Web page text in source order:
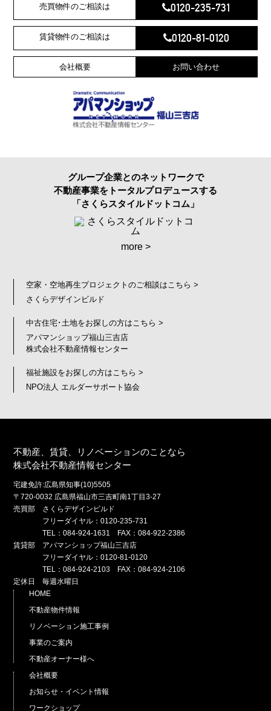
売買物件のご相談は 0120-235-731
賃貸物件のご相談は 0120-81-0120
会社概要 お問い合わせ
グループ企業とのネットワークで
不動産事業をトータルプロデュースする
「さくらスタイルドットコム」
more >
空家・空地再生プロジェクトのご相談はこちら >
さくらデザインビルド
中古住宅･土地をお探しの方はこちら >
アパマンショップ福山三吉店
株式会社不動産情報センター
福祉施設をお探しの方はこちら >
NPO法人 エルダーサポート協会
不動産、賃貸、リノベーションのことなら
株式会社不動産情報センター
宅建免許:広島県知事(10)5505
〒720-0032 広島県福山市三吉町南1丁目3-27
売買部 さくらデザインビルド
フリーダイヤル：0120-235-731
TEL：084-924-1631 FAX：084-922-2386
賃貸部 アパマンショップ福山三吉店
フリーダイヤル：0120-81-0120
TEL：084-924-2103 FAX：084-924-2106
定休日 毎週水曜日
HOME
不動産物件情報
リノベーション施工事例
事業のご案内
不動産オーナー様へ
会社概要
お知らせ・イベント情報
ワークショップ